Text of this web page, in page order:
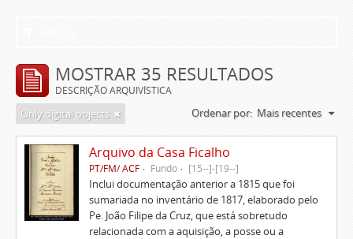
MOSTRAR 35 RESULTADOS
DESCRIÇÃO ARQUIVÍSTICA
Only digital objects Ordenar por: Mais recentes
Arquivo da Casa Ficalho
PT/FM/ ACF Fundo [15--]-[19--]
Inclui documentação anterior a 1815 que foi
sumariada no inventário de 1817, elaborado pelo
Pe. João Filipe da Cruz, que está sobretudo
relacionada com a aquisição, a posse ou a